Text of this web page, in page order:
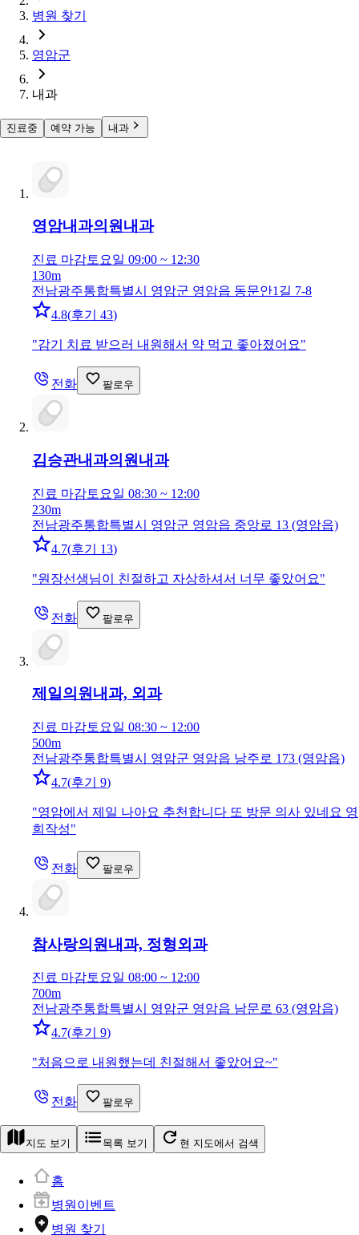
병원 찾기
영암군
내과
진료중 예약 가능 내과
영암내과의원내과
진료 마감토요일 09:00 ~ 12:30
130m
전남광주통합특별시 영암군 영암읍 동문안1길 7-8
4.8(후기 43)
"감기 치료 받으러 내원해서 약 먹고 좋아졌어요"
전화 팔로우
김승관내과의원 내과
진료 마감토요일 08:30 ~ 12:00
230m
전남광주통합특별시 영암군 영암읍 중앙로 13 (영암읍)
4.7(후기 13)
"원장선생님이 친절하고 자상하셔서 너무 좋았어요"
전화 팔로우
제일의원내과, 외과
진료 마감토요일 08:30 ~ 12:00
500m
전남광주통합특별시 영암군 영암읍 낭주로 173 (영암읍)
4.7(후기 9)
"영암에서 제일 나아요 추천합니다 또 방문 의사 있네요 영
희작성"
전화 팔로우
참사랑의원 내과, 정형외과
진료 마감토요일 08:00 ~ 12:00
700m
전남광주통합특별시 영암군 영암읍 남문로 63 (영암읍)
4.7(후기 9)
"처음으로 내원했는데 친절해서 좋았어요~"
전화 팔로우
지도 보기 목록 보기 현 지도에서 검색
홈
병원이벤트
병원 찾기